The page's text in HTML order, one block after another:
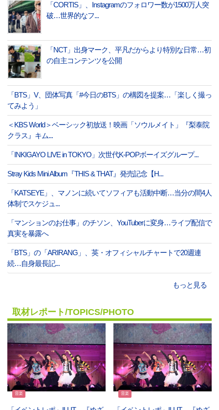
「CORTIS」、Instagramのフォロワー数が1500万人突
破…世界的なフ...
「NCT」出身マーク、平凡だからより特別な日常…初
の自主コンテンツを公開
「BTS」V、団体写真「#今日のBTS」の構図を提案…「楽しく撮っ
てみよう」
＜KBS World＞ベーシック初放送！映画「ソウルメイト」『梨泰院
クラス』キム...
「INKIGAYO LIVE in TOKYO」次世代K-POPボーイズグループ...
Stray Kids Mini Album『THIS & THAT』発売記念【H...
「KATSEYE」、マノンに続いてソフィアも活動中断…当分の間4人
体制でスケジュ...
「マンションのお仕事」のチソン、YouTuberに変身…ライブ配信で
真実を暴露へ
「BTS」の「ARIRANG」、英・オフィシャルチャートで20週連
続…自身最長記...
もっと見る
取材レポート/TOPICS/PHOTO
音楽 音楽